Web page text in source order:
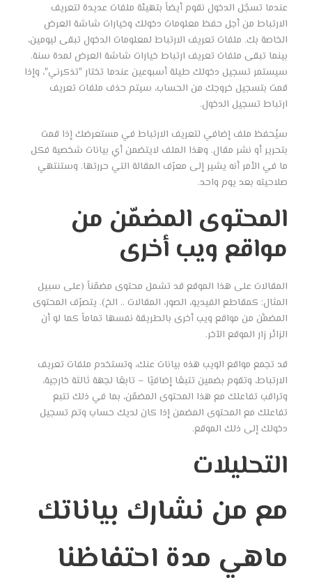
عندما تسجّل الدخول نقوم أيضاً بتهيئة ملفات عديدة لتعريف
الارتباط من أجل حفظ معلومات دخولك وخيارات شاشة العرض
الخاصة بك. ملفات تعريف الارتباط لمعلومات الدخول تبقى ليومين،
بينما تبقى ملفات تعريف ارتباط خيارات شاشة العرض لمدة سنة.
سيستمر تسجيل دخولك طيلة أسبوعين عندما تختار "تذكرني"، وإذا
قمت بتسجيل خروجك من الحساب، سيتم حذف ملفات تعريف
ارتباط تسجيل الدخول.
سيُحفظ ملف إضافي لتعريف الارتباط في مستعرضك إذا قمت
بتحرير أو نشر مقال. وهذا الملف لايتضمن أي بيانات شخصية فكل
ما في الأمر أنه يشير إلى معرّف المقالة التي حررتها. وستنتهي
صلاحيته بعد يوم واحد.
المحتوى المضمّن من
مواقع ويب أخرى
المقالات على هذا الموقع قد تشمل محتوى مضمّناً (على سبيل
المثال: كمقاطع الفيديو، الصور، المقالات .. الخ). يتصرّف المحتوى
المضمَّن من مواقع ويب أخرى بالطريقة نفسها تماماً كما لو أن
الزائر زار الموقع الآخر.
قد تجمع مواقع الويب هذه بيانات عنك، وتستخدم ملفات تعريف
الارتباط، وتقوم بضمين تتبعًا إضافيًا – تابعًا لجهة ثالثة خارجية،
وتراقب تفاعلك مع هذا المحتوى المضمّن، بما في ذلك تتبع
تفاعلك مع المحتوى المضمن إذا كان لديك حساب وتم تسجيل
دخولك إلى ذلك الموقع.
التحليلات
مع من نشارك بياناتك
ماهي مدة احتفاظنا